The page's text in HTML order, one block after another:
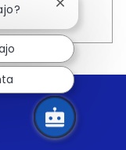
Cerrar
notificación
de
chatbot